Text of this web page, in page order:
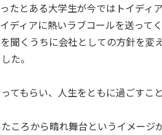
たとある大学生が今ではトイディ
ディアに熱いラブコールを送って
聞くうちに会社としての方針を変
た。
てもらい、人生をともに過ごすこ
ころから晴れ舞台というイメージ